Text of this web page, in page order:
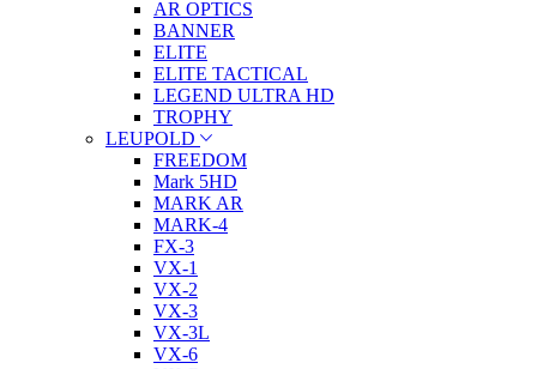
AR OPTICS
BANNER
ELITE
ELITE TACTICAL
LEGEND ULTRA HD
TROPHY
LEUPOLD
FREEDOM
Mark 5HD
MARK AR
MARK-4
FX-3
VX-1
VX-2
VX-3
VX-3L
VX-6